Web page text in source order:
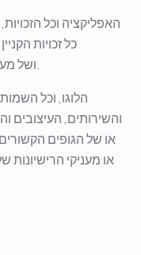
האפליקציה וכל
כל זכויות
ProcessFlow, Inc. ושל מעניקי הרישיונות שלה.
והשירותים, העיצובים
או מעניקי